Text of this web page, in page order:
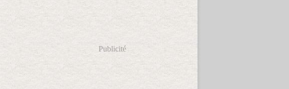
Publicité